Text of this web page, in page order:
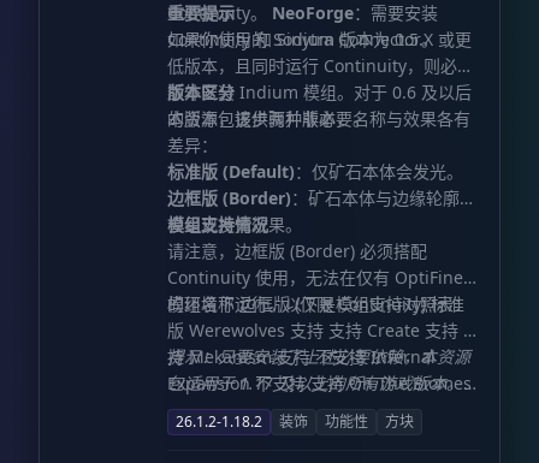
Continuity。 NeoForge：需要安装
Continuity 和 Sinytra Connector。
重要提示
如果你使用的 Sodium 版本为 0.5.X 或更
低版本，且同时运行 Continuity，则必须
额外安装 Indium 模组。对于 0.6 及以后
的版本，该步骤并非必要。
版本区分
本资源包提供两种版本，名称与效果各有
差异：
标准版 (Default)：仅矿石本体会发光。
边框版 (Border)：矿石本体与边缘轮廓均
会呈现发光效果。
模组支持情况
请注意，边框版 (Border) 必须搭配
Continuity 使用，无法在仅有 OptiFine
的环境下运行。以下是模组支持对照表：
模组名称 边框版 (仅限 Continuity) 标准
版 Werewolves 支持 支持 Create 支持 支
持 Mekanism 支持 不支持 Infernal
Expansion 不支持 支持 Oh The Biomes
You'll Go 不支持 支持 Cobblemon 不支
持 支持
提示：只要安装了上述必要依赖，本资源
包适用于 1.17 及以上的所有游戏版本。如
果系统提示版本不兼容，请无需担心，这
不会影响实际使用。
26.1.2-1.18.2 装饰 功能性 方块